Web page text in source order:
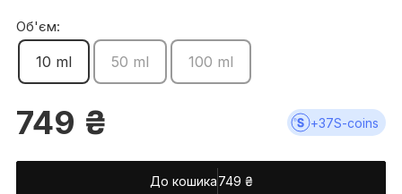
Об'єм:
10 ml 50 ml 100 ml
749 ₴ +37S-coins
До кошика749 ₴